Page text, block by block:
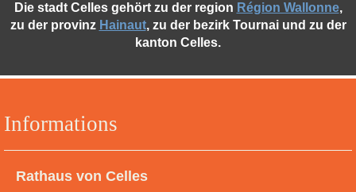
Informations
Rathaus von Celles
Die stadt Celles gehört zu der region Région Wallonne,
zu der provinz Hainaut, zu der bezirk Tournai und zu der
kanton Celles.